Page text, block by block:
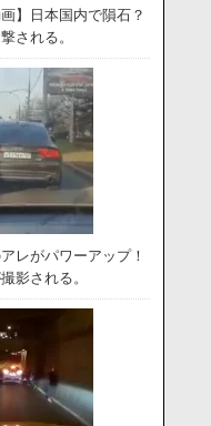
】日本国内で隕石？
される。
レがパワーアップ！
影される。